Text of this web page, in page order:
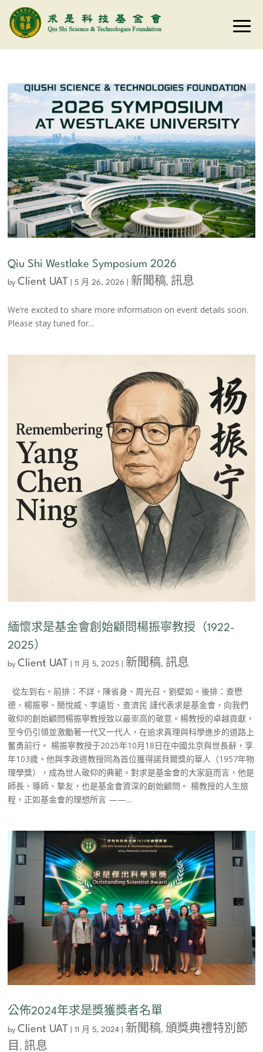
Qiu Shi Westlake Symposium 2026
byClient UAT |5 月 26, 2026 新聞稿, 訊息
We’re excited to share more information on event details soon.
Please stay tuned for...
緬懷求是基金會創始顧問楊振寧教授（1922-
2025）
byClient UAT |11 月 5, 2025 新聞稿, 訊息
從左到右。前排：不詳，陳省身、周光召、劉壁如。後排：查懋
德、楊振寧、簡悅威、李遠哲、查濟民 謹代表求是基金會，向我們
敬仰的創始顧問楊振寧教授致以最崇高的敬意。楊教授的卓越貢獻，
至今仍引領並激勵著一代又一代人，在追求真理與科學進步的道路上
奮勇前行。 楊振寧教授于2025年10月18日在中國北京與世長辭，享
年103歲。他與李政道教授同為首位獲得諾貝爾獎的華人（1957年物
理學獎），成為世人敬仰的典範。對求是基金會的大家庭而言，他是
師長、導師、摯友，也是基金會資深的創始顧問。 楊教授的人生旅
程，正如基金會的理想所言 ——...
公佈2024年求是獎獲獎者名單
byClient UAT |11 月 5, 2024 新聞稿, 頒獎典禮特別節
目 , 訊息